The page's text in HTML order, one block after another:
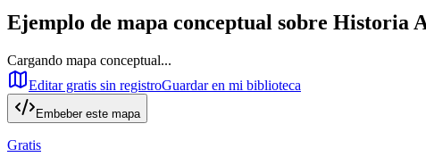
Ejemplo de mapa conceptual sobre Historia
Cargando mapa conceptual...
Editar gratis sin registroGuardar en mi biblioteca
Embeber este mapa
Gratis